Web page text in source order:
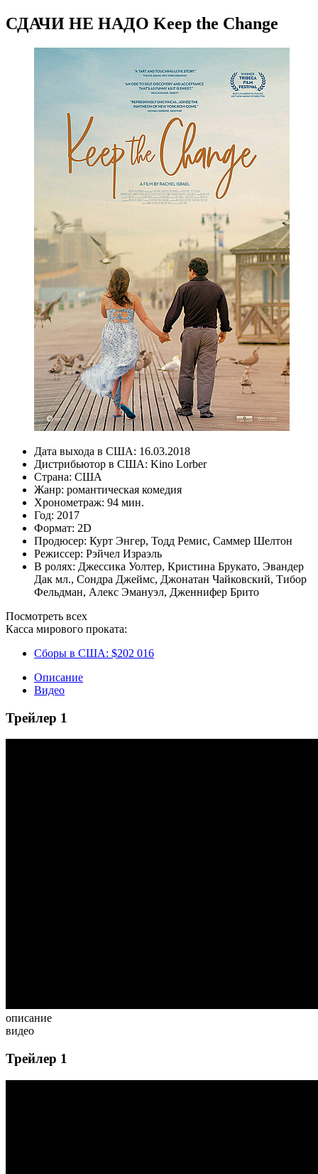
СДАЧИ НЕ НАДО Keep the Change
Дата выхода в США: 16.03.2018
Дистрибьютор в США: Kino Lorber
Страна: США
Жанр: романтическая комедия
Хронометраж: 94 мин.
Год: 2017
Формат: 2D
Продюсер: Курт Энгер, Тодд Ремис, Саммер Шелтон
Режиссер: Рэйчел Израэль
В ролях: Джессика Уолтер, Кристина Брукато, Эвандер
Дак мл., Сондра Джеймс, Джонатан Чайковский, Тибор
Фельдман, Алекс Эмануэл, Дженнифер Брито
Посмотреть всех
Касса мирового проката:
Сборы в США: $202 016
Описание
Видео
Трейлер 1
описание
видео
Трейлер 1